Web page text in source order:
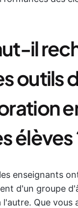
il
outils
élèves
enseignants
d'un groupe
l'autre. Que vous